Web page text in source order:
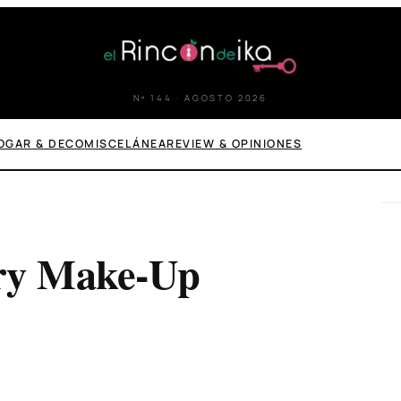
Nº 144 · AGOSTO 2026
& DECOMISCELÁNEAREVIEW & OPINIONES
Make-Up